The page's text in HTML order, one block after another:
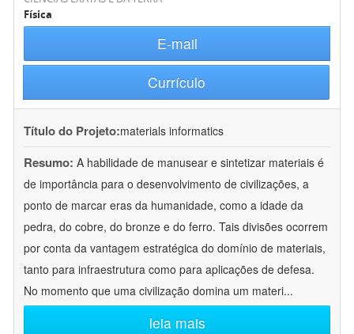
Física
E-mail
Currículo
Título do Projeto:materials informatics
Resumo: A habilidade de manusear e sintetizar materiais é
de importância para o desenvolvimento de civilizações, a
ponto de marcar eras da humanidade, como a idade da
pedra, do cobre, do bronze e do ferro. Tais divisões ocorrem
por conta da vantagem estratégica do domínio de materiais,
tanto para infraestrutura como para aplicações de defesa.
No momento que uma civilização domina um materi...
leia mais